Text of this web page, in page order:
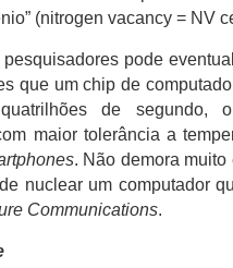
(nitrogen vacancy = NV
pode
que um chip de
de segundo,
maior tolerância a
. Não demora muito
nuclear um computador
Communications.